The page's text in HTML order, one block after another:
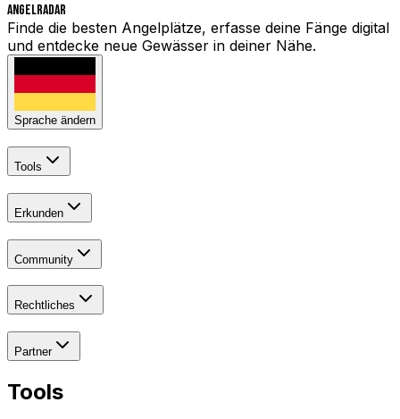
Angelradar
Finde die besten Angelplätze, erfasse deine Fänge digital
und entdecke neue Gewässer in deiner Nähe.
Sprache ändern
Tools
Erkunden
Community
Rechtliches
Partner
Tools